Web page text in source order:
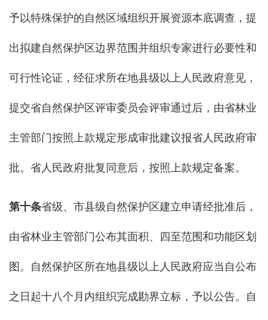
予以特殊保护的自然区域组织开展资源本底调查，提
出拟建自然保护区边界范围并组织专家进行必要性和
可行性论证，经征求所在地县级以上人民政府意见，
提交省自然保护区评审委员会评审通过后，由省林业
主管部门按照上款规定形成审批建议报省人民政府审
批。省人民政府批复同意后，按照上款规定备案。
第十条省级、市县级自然保护区建立申请经批准后，
由省林业主管部门公布其面积、四至范围和功能区划
图。自然保护区所在地县级以上人民政府应当自公布
之日起十八个月内组织完成勘界立标，予以公告。自